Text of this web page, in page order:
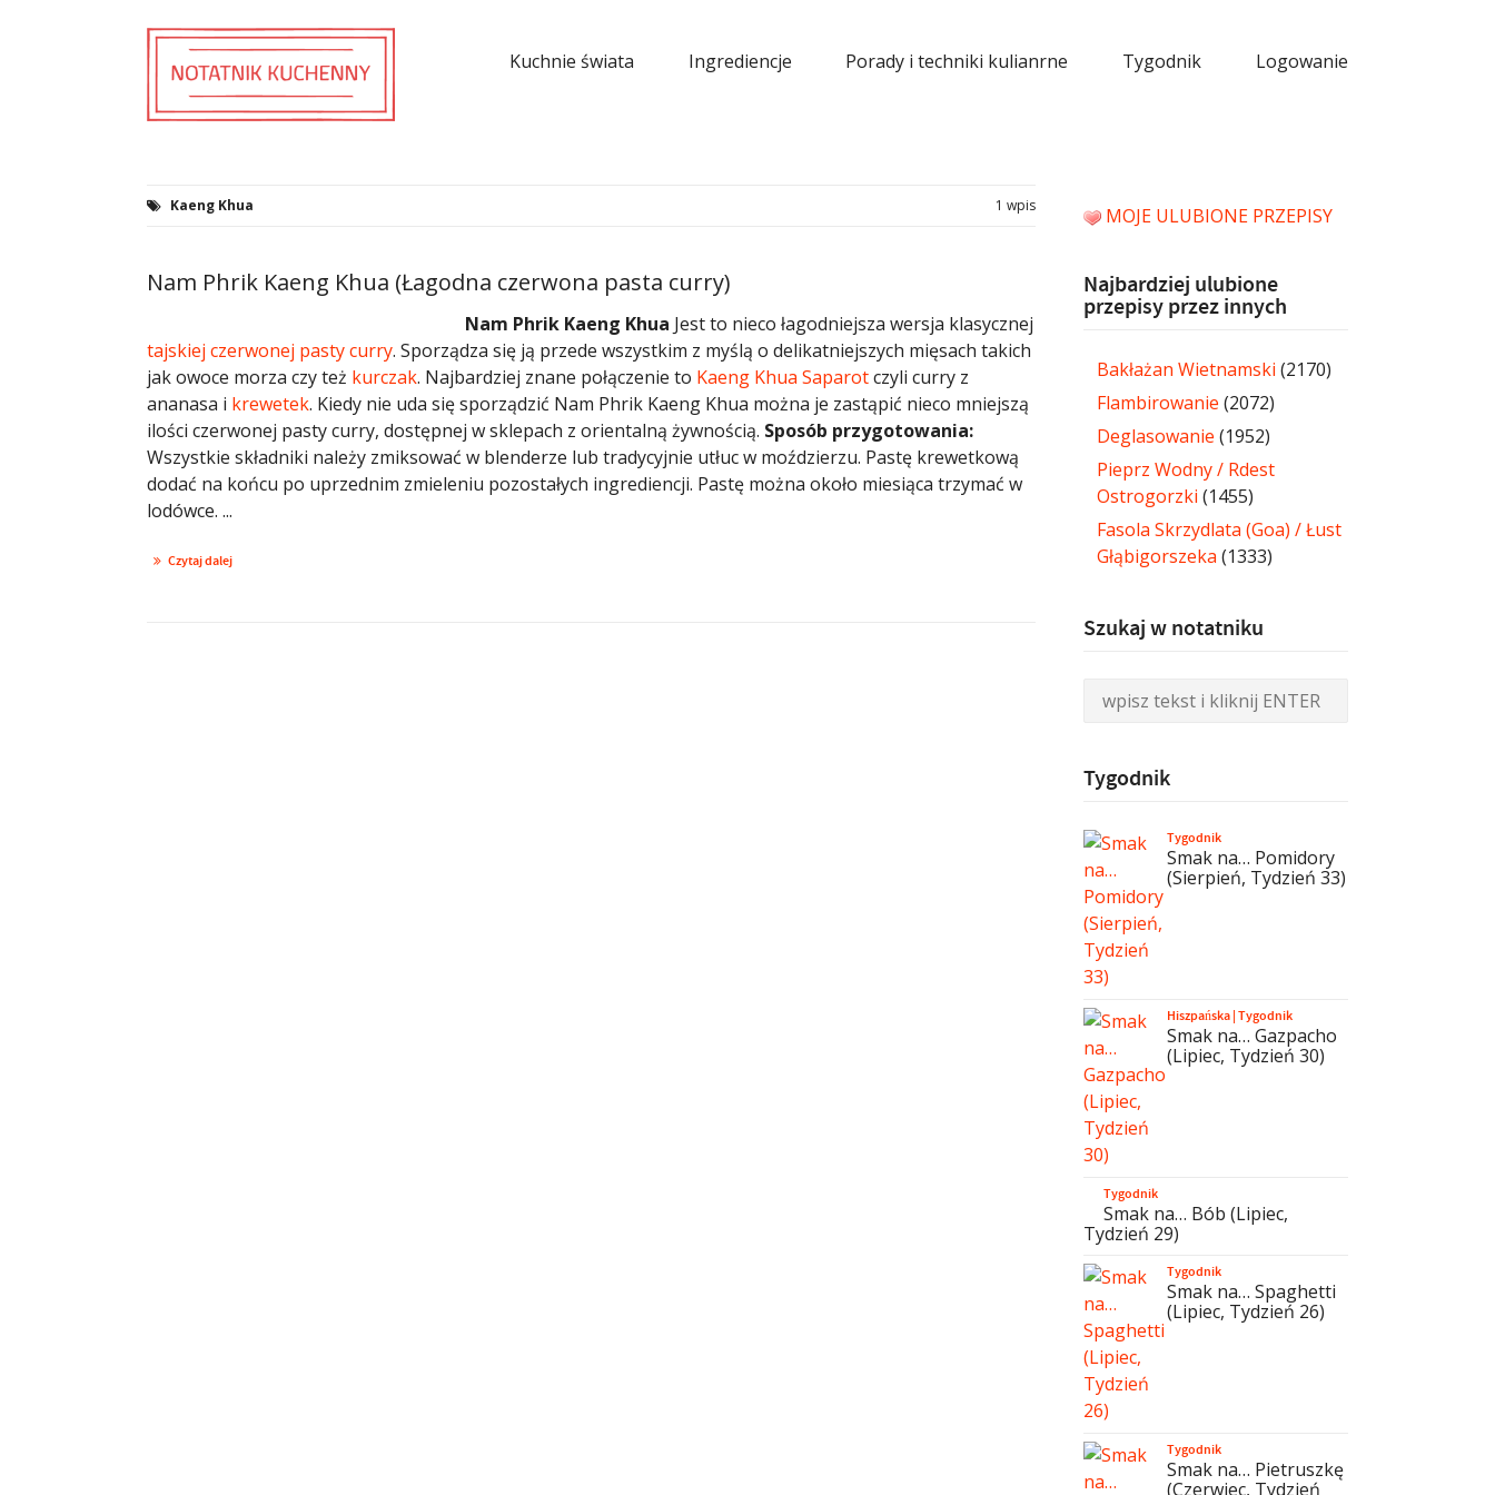
Kuchnie świata Ingrediencje Porady i techniki kulianrne Tygodnik Logowanie
Kaeng Khua 1 wpis
Nam Phrik Kaeng Khua (Łagodna czerwona pasta curry)
Nam Phrik Kaeng Khua Jest to nieco łagodniejsza wersja klasycznej
tajskiej czerwonej pasty curry. Sporządza się ją przede wszystkim z myślą o delikatniejszych mięsach takich
jak owoce morza czy też kurczak. Najbardziej znane połączenie to Kaeng Khua Saparotczyli curry z
ananasa i krewetek. Kiedy nie uda się sporządzić Nam Phrik Kaeng Khua można je zastąpić nieco mniejszą
ilości czerwonej pasty curry, dostępnej w sklepach z orientalną żywnością. Sposób przygotowania:
Wszystkie składniki należy zmiksować w blenderze lub tradycyjnie utłuc w moździerzu. Pastę krewetkową
dodać na końcu po uprzednim zmieleniu pozostałych ingrediencji. Pastę można około miesiąca trzymać w
lodówce. ...
Czytaj dalej
MOJE ULUBIONE PRZEPISY
Najbardziej ulubione
przepisy przez innych
Bakłażan Wietnamski (2170)
Flambirowanie (2072)
Deglasowanie (1952)
Pieprz Wodny / Rdest
Ostrogorzki (1455)
Fasola Skrzydlata (Goa) / Łust
Głąbigorszeka (1333)
Szukaj w notatniku
Tygodnik
Tygodnik
Smak na… Pomidory
(Sierpień, Tydzień 33)
Hiszpańska|Tygodnik
Smak na… Gazpacho
(Lipiec, Tydzień 30)
Tygodnik
Smak na… Bób (Lipiec,
Tydzień 29)
Tygodnik
Smak na… Spaghetti
(Lipiec, Tydzień 26)
Tygodnik
Smak na… Pietruszkę
(Czerwiec, Tydzień